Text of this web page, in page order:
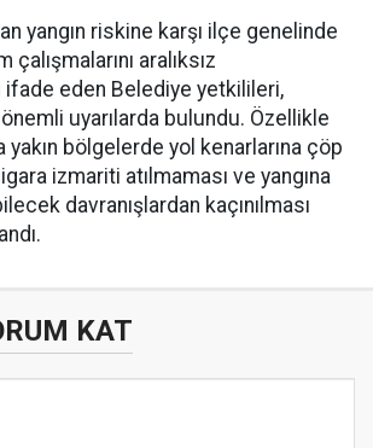
yangın riskine karşı ilçe genelinde
aralıksız
eden Belediye yetkilileri,
uyarılarda bulundu. Özellikle
yakın bölgelerde yol kenarlarına çöp
izmariti atılmaması ve yangına
davranışlardan kaçınılması
KAT